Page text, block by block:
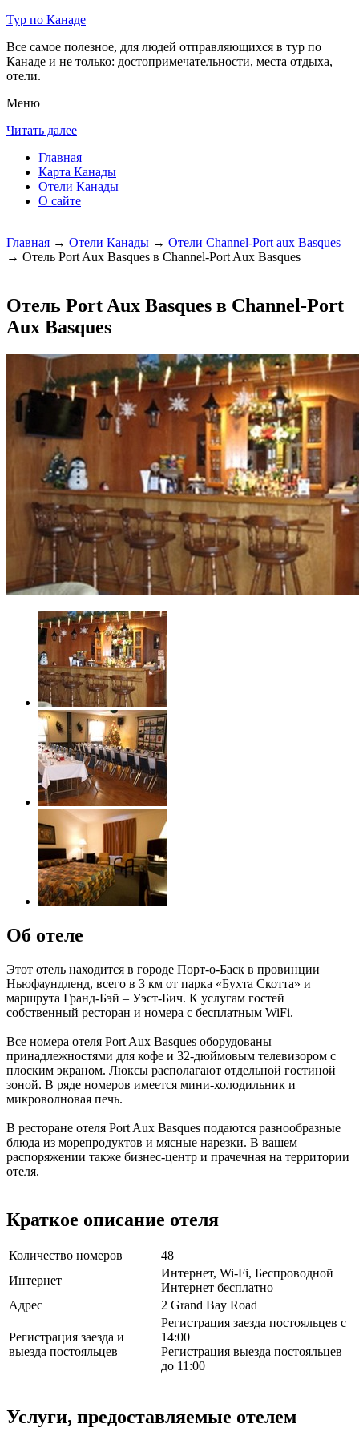
Тур по Канаде
Все самое полезное, для людей отправляющихся в тур по
Канаде и не только: достопримечательности, места отдыха,
отели.
Меню
Читать далее
Главная
Карта Канады
Отели Канады
О сайте
Главная → Отели Канады → Отели Channel-Port aux Basques
→ Отель Port Aux Basques в Channel-Port Aux Basques
Отель Port Aux Basques в Channel-Port
Aux Basques
Об отеле
Этот отель находится в городе Порт-о-Баск в провинции
Ньюфаундленд, всего в 3 км от парка «Бухта Скотта» и
маршрута Гранд-Бэй – Уэст-Бич. К услугам гостей
собственный ресторан и номера с бесплатным WiFi.
Все номера отеля Port Aux Basques оборудованы
принадлежностями для кофе и 32-дюймовым телевизором с
плоским экраном. Люксы располагают отдельной гостиной
зоной. В ряде номеров имеется мини-холодильник и
микроволновая печь.
В ресторане отеля Port Aux Basques подаются разнообразные
блюда из морепродуктов и мясные нарезки. В вашем
распоряжении также бизнес-центр и прачечная на территории
отеля.
Краткое описание отеля
Количество номеров
48
Интернет
Интернет, Wi-Fi, Беспроводной
Интернет бесплатно
Адрес
2 Grand Bay Road
Регистрация заезда и
выезда постояльцев
Регистрация заезда постояльцев с
14:00
Регистрация выезда постояльцев
до 11:00
Услуги, предоставляемые отелем